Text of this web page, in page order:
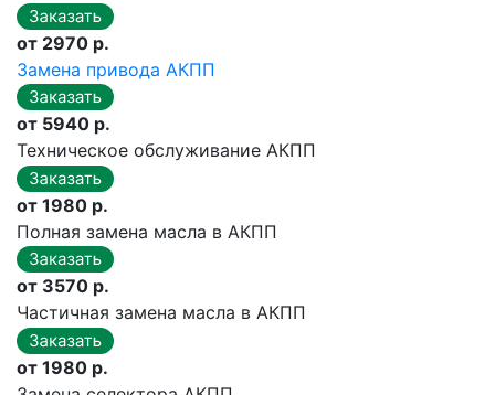
от 2970 р.
Замена привода АКПП
от 5940 р.
Техническое обслуживание АКПП
от 1980 р.
Полная замена масла в АКПП
от 3570 р.
Частичная замена масла в АКПП
от 1980 р.